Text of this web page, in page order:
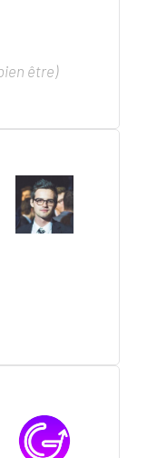
être)